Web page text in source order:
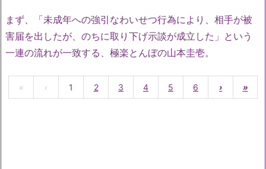
まず、「未成年への強引なわいせつ行為により、相手が被
害届を出したが、のちに取り下げ示談が成立した」という
一連の流れが一致する、極楽とんぼの山本圭壱。
« ‹ 1 2 3 4 5 6 › »